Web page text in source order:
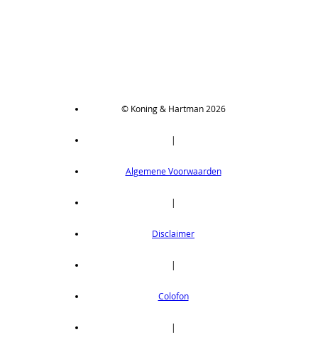
© Koning & Hartman 2026
|
Algemene Voorwaarden
|
Disclaimer
|
Colofon
|